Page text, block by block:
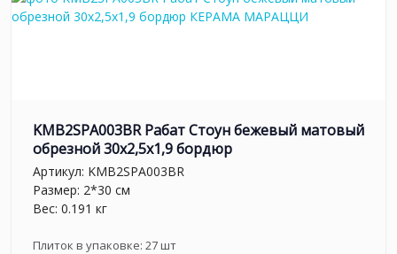
KMB2SPA003BR Рабат Стоун бежевый матовый
обрезной 30x2,5x1,9 бордюр
Артикул: KMB2SPA003BR
Размер: 2*30 см
Вес: 0.191 кг
Плиток в упаковке: 27шт